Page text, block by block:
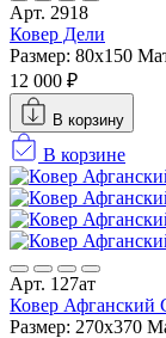
Арт. 2918
Ковер Дели
Размер: 80x150
12 000 ₽
В корзину
В корзине
Арт. 127ат
Ковер Афганский
Размер: 270x370